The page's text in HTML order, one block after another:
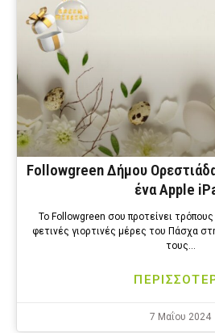
Followgreen Δήμου
ένα Apple
Το Followgreen σου προτείνει
φετινές γιορτινές μέρες του Πάσχα
τους…
7 Μαΐου 2024